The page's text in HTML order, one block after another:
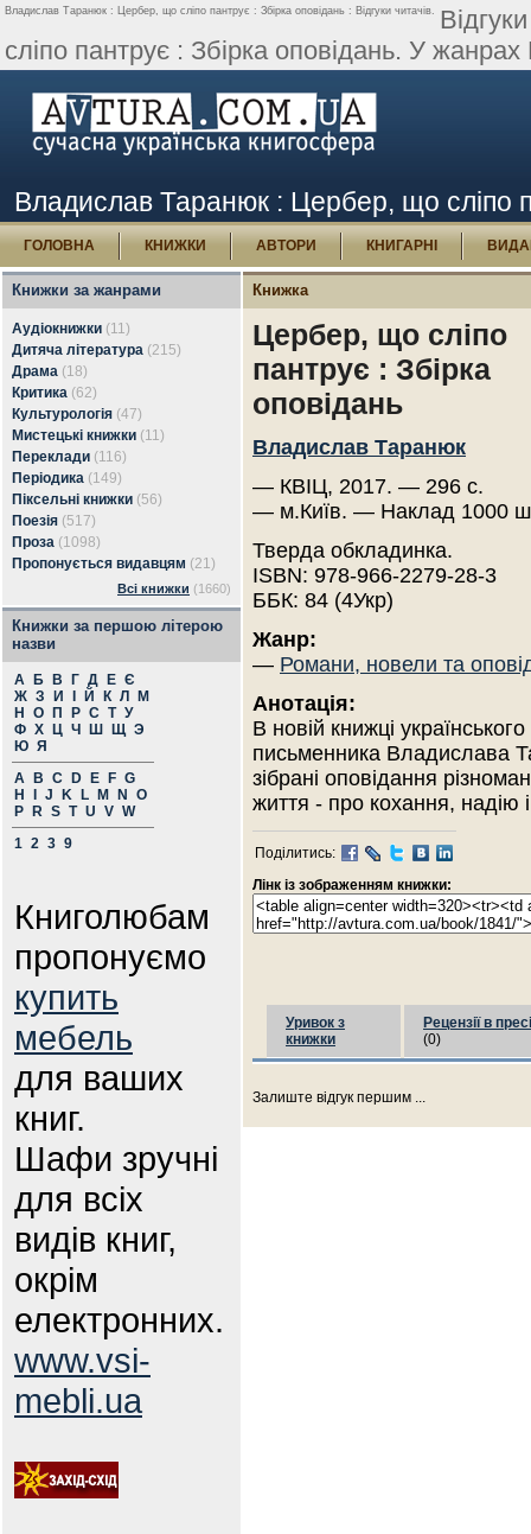
Владислав Таранюк : Цербер, що сліпо пантрує : Збірка оповідань : Відгуки читачів.
сліпо пантрує : Збірка оповідань. У
Владислав Таранюк : Цербер, що сліпо
ГОЛОВНА КНИЖКИ АВТОРИ КНИГАРНІ
Книжки за жанрами
Аудіокнижки (11)
Дитяча література (215)
Драма (18)
Критика (62)
Культурологія (47)
Мистецькі книжки (11)
Переклади (116)
Періодика (149)
Піксельні книжки (56)
Поезія (517)
Проза (1098)
Пропонується видавцям (21)
Всі книжки (1660)
Книжки за першою літерою
назви
А Б В Г Д Е Є
Ж З И Й К Л
М
Н
О П Р С Т У
Ф Х Ц Ч Ш Щ Э
Ю Я
A
B C D E F G
H
J K L M N
O
P
R S T U V W
1 2 3 9
Книголюбам
пропонуємо
купить
мебель
для ваших
книг.
Шафи зручні
для всіх
видів книг,
окрім
електронних.
www.vsi-
mebli.ua
Книжка
Цербер, що сліпо
пантрує : Збірка
оповідань
Владислав Таранюк
— КВІЦ, 2017. — 296 с.
— м.Київ. — Наклад 1000
Тверда обкладинка.
ISBN: 978-966-2279-28-3
ББК: 84 (4Укр)
Жанр:
— Романи, новели та
Анотація:
В новій книжці українського
письменника Владислава
зібрані оповідання
життя - про кохання, надію
Поділитись:
Лінк із зображенням книжки:
Уривок з
книжки
Рецензії в пресі
(0)
Залиште відгук першим ...